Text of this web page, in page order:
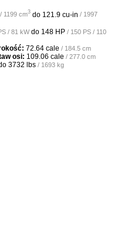
/ 1199 cm3 do 121.9 cu-in / 1997
/ 81 kWdo 148 HP / 150 PS / 110
72.64 cale / 184.5 cm
osi: 109.06 cale / 277.0 cm
3732 lbs / 1693 kg